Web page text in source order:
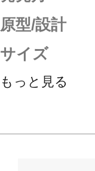
原型/設計
サイズ
もっと見る